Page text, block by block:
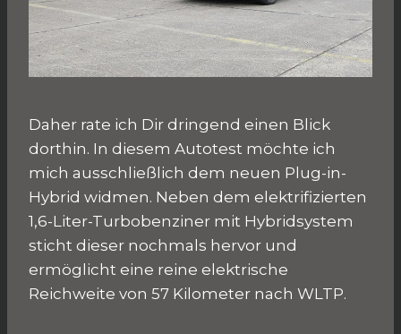
Daher rate ich Dir dringend einen Blick
dorthin. In diesem Autotest möchte ich
mich ausschließlich dem neuen Plug-in-
Hybrid widmen. Neben dem elektrifizierten
1,6-Liter-Turbobenziner mit Hybridsystem
sticht dieser nochmals hervor und
ermöglicht eine reine elektrische
Reichweite von 57 Kilometer nach WLTP.